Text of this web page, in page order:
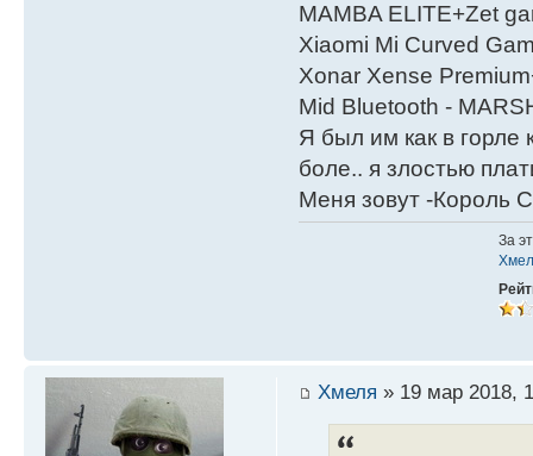
MAMBA ELITE+Zet
Xiaomi Mi Curved
Xonar Xense
Mid Bluetooth -
Я был им как в горле
боле.. я злостью
Меня зовут -Король
За
Хмеля » 19 мар 2018,